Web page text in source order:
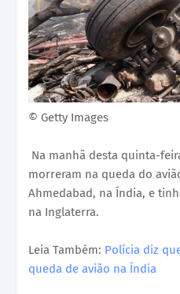
© Getty Images
Na manhã desta quinta-
morreram na queda do
Ahmedabad, na Índia, e
na Inglaterra.
Leia Também: Polícia diz
queda de avião na Índia